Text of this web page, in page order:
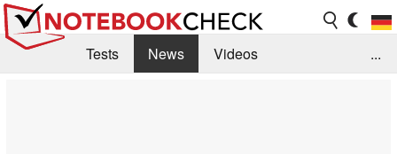
Tests News
Videos
...